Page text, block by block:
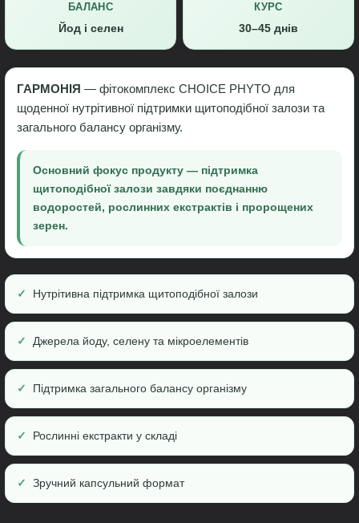
БАЛАНС
Йод і селен
КУРС
30–45 днів
ГАРМОНІЯ — фітокомплекс CHOICE PHYTO для
щоденної нутрітивної підтримки щитоподібної залози та
загального балансу організму.
Основний фокус продукту — підтримка
щитоподібної залози завдяки поєднанню
водоростей, рослинних екстрактів і пророщених
зерен.
Нутрітивна підтримка щитоподібної залози
Джерела йоду, селену та мікроелементів
Підтримка загального балансу організму
Рослинні екстракти у складі
Зручний капсульний формат